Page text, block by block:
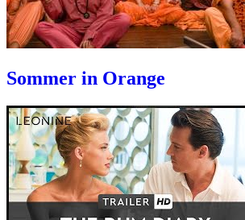
Sommer in Orange